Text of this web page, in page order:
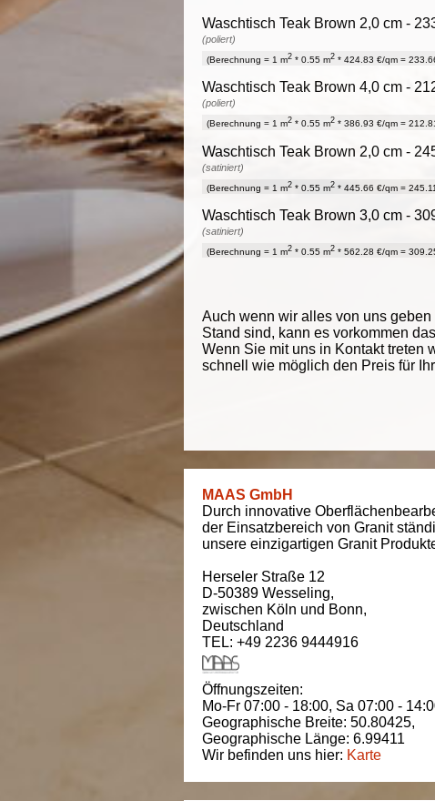
Waschtisch Teak Brown 2,0 cm -
(poliert)
(Berechnung = 1 m2 * 0.55 m2 * 424.83 €/qm =
Waschtisch Teak Brown 4,0 cm -
(poliert)
(Berechnung = 1 m2 * 0.55 m2 * 386.93 €/qm =
Waschtisch Teak Brown 2,0 cm -
(satiniert)
(Berechnung = 1 m2 * 0.55 m2 * 445.66 €/qm =
Waschtisch Teak Brown 3,0 cm -
(satiniert)
(Berechnung = 1 m2 * 0.55 m2 * 562.28 €/qm =
Auch wenn wir alles von uns
Stand sind, kann es vorkommen
Wenn Sie mit uns in Kontakt treten
schnell wie möglich den Preis für
MAAS GmbH
Durch innovative
der Einsatzbereich von Granit
unsere einzigartigen Granit
Herseler Straße 12
D-50389 Wesseling,
zwischen Köln und Bonn,
Deutschland
TEL: +49 2236 9444916
Öffnungszeiten:
Mo-Fr 07:00 - 18:00, Sa 07:00 -
Geographische Breite: 50.80425,
Geographische Länge: 6.99411
Wir befinden uns hier: Karte